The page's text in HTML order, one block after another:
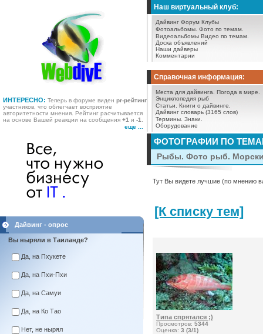
ИНТЕРЕСНО: Теперь в форуме виден pr-рейтинг
участников, что облегчает восприятие
авторитетности мнения. Рейтинг расчитывается
на основе Вашей реакции на сообщения +1 и -1
еще ...
Наш виртуальный клуб:
Дайвинг Форум Клубы
Фотоальбомы. Фото по темам.
Видеоальбомы Видео по темам.
Доска объявлений
Наши дайверы
Комментарии
Справочная информация:
Места для дайвинга.
Погода в мире.
Энциклопедия рыб
Статьи.
Книги о дайвинге.
Дайвинг словарь (3165 слов)
Термины. Знаки.
Оборудование
Дайвинг - опрос
Вы ныряли в Таиланде?
Да, на Пхукете
Да, на Пхи-Пхи
Да, на Самуи
Да, на Ко Тао
Нет, не нырял
ФОТОГРАФИИ ПО
Рыбы. Фото рыб.
Тут Вы видете лучшие (по мнению
[К списку тем]
Типа спрятался ;)
Просмотров: 5344
Оценка: 3 (3/1)